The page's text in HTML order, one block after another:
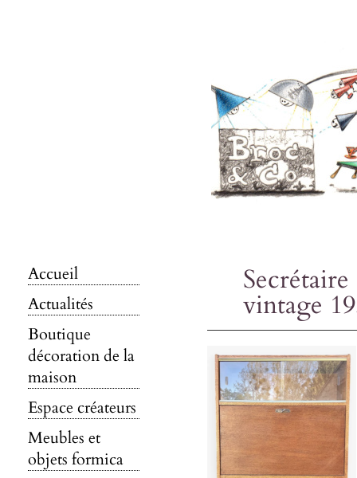
Accueil
Actualités
Boutique
décoration de la
maison
Espace créateurs
Meubles et
objets formica
vintage